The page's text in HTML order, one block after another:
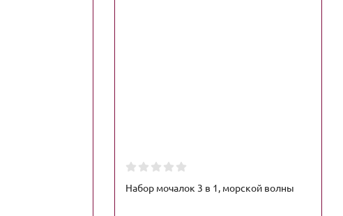
Набор мочалок 3 в 1, морской волны